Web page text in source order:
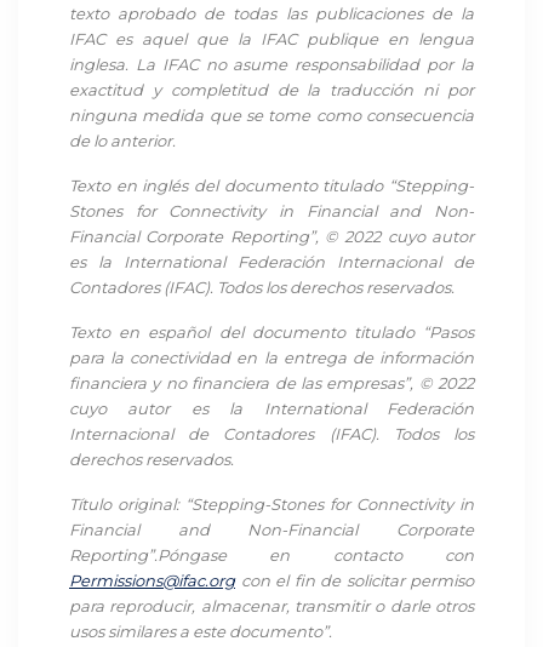
texto aprobado de todas las publicaciones de la
IFAC es aquel que la IFAC publique en lengua
inglesa. La IFAC no asume responsabilidad por la
exactitud y completitud de la traducción ni por
ninguna medida que se tome como consecuencia
de lo anterior.
Texto en inglés del documento titulado “Stepping-
Stones for Connectivity in Financial and Non-
Financial Corporate Reporting”, © 2022 cuyo autor
es la International Federación Internacional de
Contadores (IFAC). Todos los derechos reservados.
Texto en español del documento titulado “Pasos
para la conectividad en la entrega de información
financiera y no financiera de las empresas”, © 2022
cuyo autor es la International Federación
Internacional de Contadores (IFAC). Todos los
derechos reservados.
Título original: “Stepping-Stones for Connectivity in
Financial and Non-Financial Corporate
Reporting”.Póngase en contacto con
Permissions@ifac.orgcon el fin de solicitar permiso
para reproducir, almacenar, transmitir o darle otros
usos similares a este documento”.